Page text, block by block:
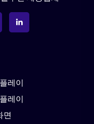
레이
레이
면